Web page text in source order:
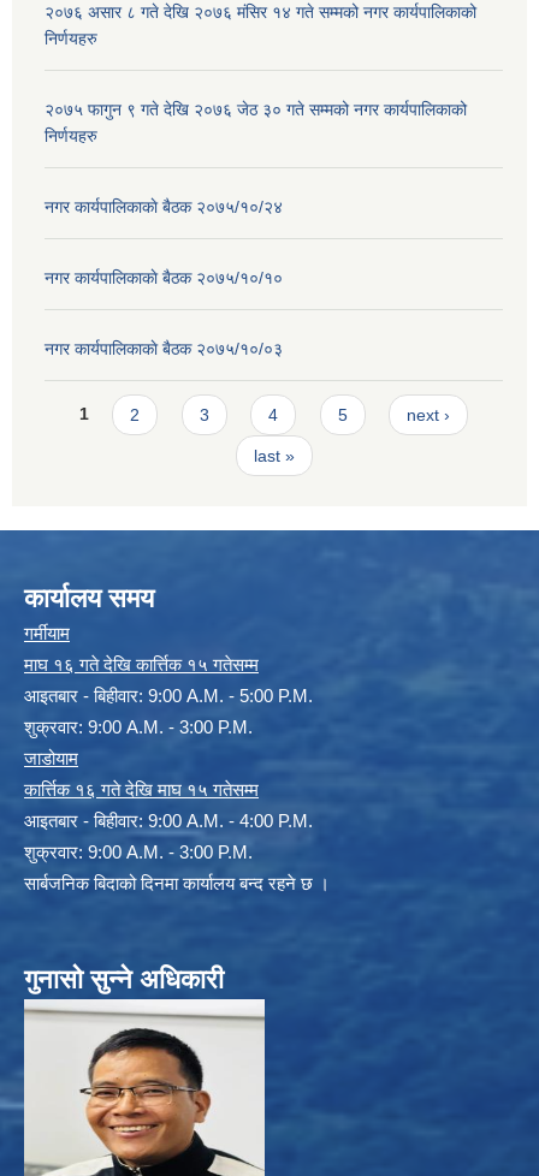
२०७६ असार ८ गते देखि २०७६ मंसिर १४ गते सम्मको नगर कार्यपालिकाको
निर्णयहरु
२०७५ फागुन ९ गते देखि २०७६ जेठ ३० गते सम्मको नगर कार्यपालिकाको
निर्णयहरु
नगर कार्यपालिकाकाे बैठक २०७५/१०/२४
नगर कार्यपालिकाकाे बैठक २०७५/१०/१०
नगर कार्यपालिकाकाे बैठक २०७५/१०/०३
Pages
1 2 3 4 5 next ›
last »
कार्यालय समय
गर्मीयाम
माघ १६ गते देखि कार्त्तिक १५ गतेसम्म
आइतबार - बिहीवार: 9:00 A.M. - 5:00 P.M.
शुक्रवार: 9:00 A.M. - 3:00 P.M.
जाडोयाम
कार्त्तिक १६ गते देखि माघ १५ गतेसम्म
आइतबार - बिहीवार: 9:00 A.M. - 4:00 P.M.
शुक्रवार: 9:00 A.M. - 3:00 P.M.
सार्बजनिक बिदाको दिनमा कार्यालय बन्द रहने छ ।
गुनासो सुन्ने अधिकारी